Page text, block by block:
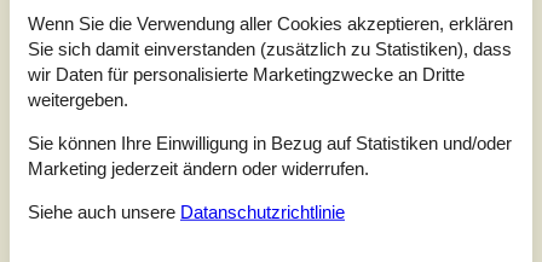
Inkl. Endreinigung
Schlafzimmer
Haustiere
Entfernung Wasser
Wohnfläche
100 m²
Grundstück
Internet
Wenn Sie die Verwendung aller Cookies akzeptieren, erklären
Sie sich damit einverstanden (zusätzlich zu Statistiken), dass
wir Daten für personalisierte Marketingzwecke an Dritte
weitergeben.
Sie können Ihre Einwilligung in Bezug auf Statistiken und/oder
Marketing jederzeit ändern oder widerrufen.
Siehe auch unsere Datanschutzrichtlinie